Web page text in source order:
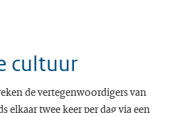
cultuur
de vertegenwoordigers van
elkaar twee keer per dag via een